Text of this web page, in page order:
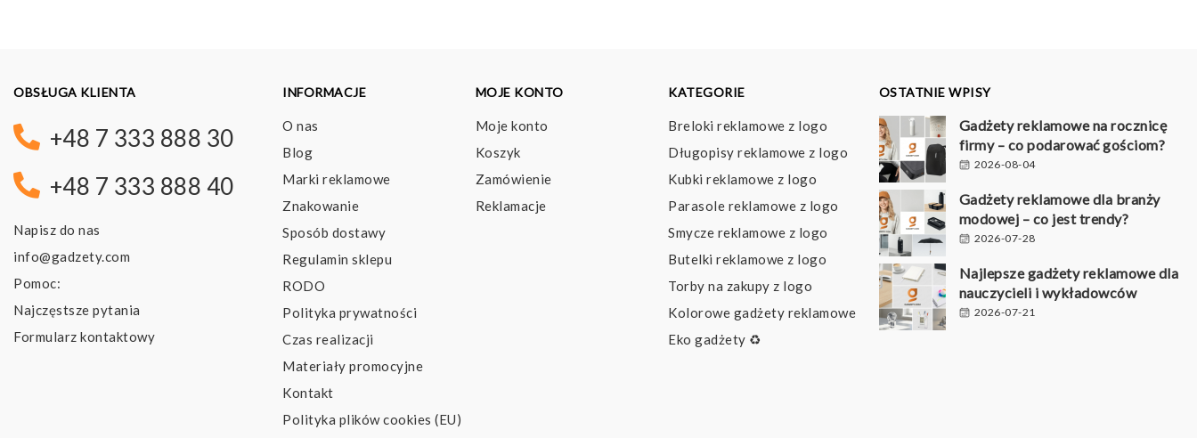
OBSŁUGA KLIENTA
+48 7 333 888 30
+48 7 333 888 40
Napisz do nas
info@gadzety.com
Pomoc:
Najczęstsze pytania
Formularz kontaktowy
INFORMACJE
O nas
Blog
Marki reklamowe
Znakowanie
Sposób dostawy
Regulamin sklepu
RODO
Polityka prywatności
Czas realizacji
Materiały promocyjne
Kontakt
Polityka plików cookies (EU)
MOJE KONTO
Moje konto
Koszyk
Zamówienie
Reklamacje
KATEGORIE
Breloki reklamowe z logo
Długopisy reklamowe z logo
Kubki reklamowe z logo
Parasole reklamowe z logo
Smycze reklamowe z logo
Butelki reklamowe z logo
Torby na zakupy z logo
Kolorowe gadżety reklamowe
Eko gadżety ♻️
OSTATNIE WPISY
Gadżety reklamowe na rocznicę
firmy – co podarować gościom?
2026-08-04
Gadżety reklamowe dla branży
modowej – co jest trendy?
2026-07-28
Najlepsze gadżety reklamowe dla
nauczycieli i wykładowców
2026-07-21